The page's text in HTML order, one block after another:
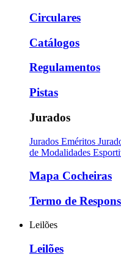
Circulares
Catálogos
Regulamentos
Pistas
Jurados
Jurados Eméritos
de Modalidades
Mapa Cocheiras
Termo de
Leilões
Leilões